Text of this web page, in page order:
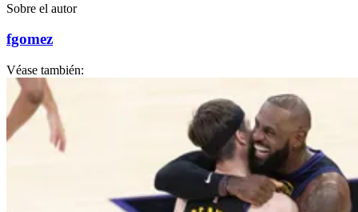
Sobre el autor
fgomez
Véase también: